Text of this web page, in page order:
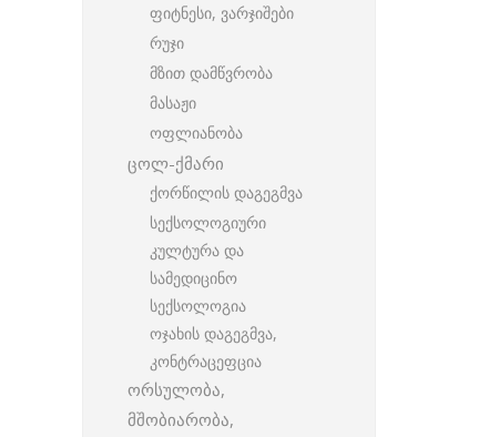
ფიტნესი, ვარჯიშები
რუჯი
მზით დამწვრობა
მასაჟი
ოფლიანობა
ცოლ-ქმარი
ქორწილის დაგეგმვა
სექსოლოგიური
კულტურა და
სამედიცინო
სექსოლოგია
ოჯახის დაგეგმვა,
კონტრაცეფცია
ორსულობა,
მშობიარობა,